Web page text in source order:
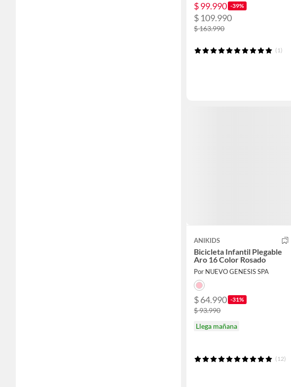
$ 99.990 -39%
$ 109.990
$ 163.990
(1)
ANIKIDS
Bicicleta Infantil Plegable
Aro 16 Color Rosado
Por NUEVO GENESIS SPA
$ 64.990 -31%
$ 93.990
Llega mañana
(12)